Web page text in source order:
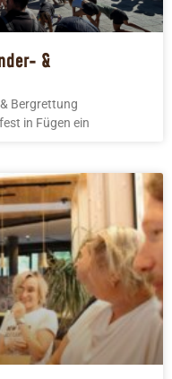
&
Bergrettung
in Fügen ein